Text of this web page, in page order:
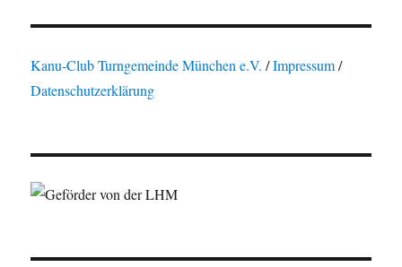
Kanu-Club Turngemeinde München e.V. /Impressum/
Datenschutzerklärung